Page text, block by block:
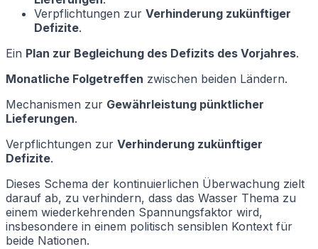
Verpflichtungen zur Verhinderung zukünftiger
Defizite.
Ein Plan zur Begleichung des Defizits des Vorjahres.
Monatliche Folgetreffen zwischen beiden Ländern.
Mechanismen zur Gewährleistung pünktlicher
Lieferungen.
Verpflichtungen zur Verhinderung zukünftiger
Defizite.
Dieses Schema der kontinuierlichen Überwachung zielt
darauf ab, zu verhindern, dass das Wasser Thema zu
einem wiederkehrenden Spannungsfaktor wird,
insbesondere in einem politisch sensiblen Kontext für
beide Nationen.